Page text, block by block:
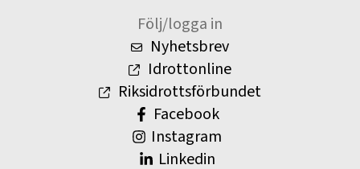
Följ/logga in
Nyhetsbrev
Idrottonline
Riksidrottsförbundet
Facebook
Instagram
Linkedin